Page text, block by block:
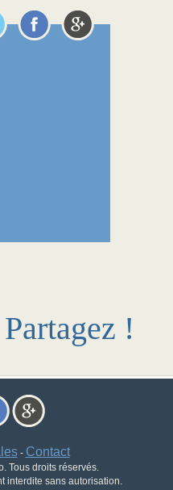
!
- Contact
Tous droits réservés.
interdite sans autorisation.